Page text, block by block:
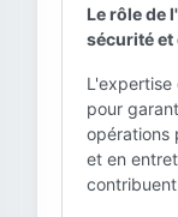
Le rôle de
sécurité
pour
opérations
et en